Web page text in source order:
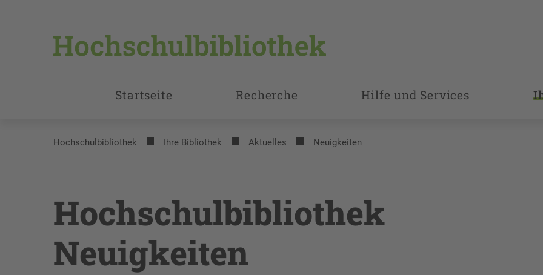
Startseite Recherche Hilfe und Services
Hochschulbibliothek Ihre Bibliothek Aktuelles Neuigkeiten
Hochschulbibliothek
Neuigkeiten